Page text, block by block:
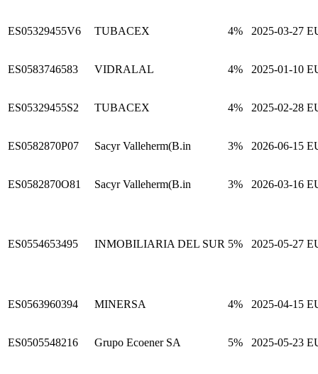
ES05329455V6 TUBACEX 4% 2025-03-27
ES0583746583 VIDRALAL 4% 2025-01-10
ES05329455S2 TUBACEX 4% 2025-02-28
ES0582870P07 Sacyr Valleherm(B.in 3% 2026-06-15
ES0582870O81 Sacyr Valleherm(B.in 3% 2026-03-16
ES0554653495 INMOBILIARIA DEL SUR 5% 2025-05-27
ES0563960394 MINERSA 4% 2025-04-15
ES0505548216 Grupo Ecoener SA 5% 2025-05-23